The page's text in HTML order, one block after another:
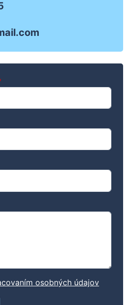
osobných údajov